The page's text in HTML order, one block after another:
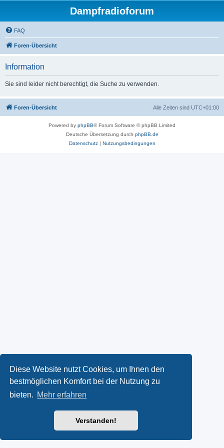
Diese Website nutzt Cookies, um Ihnen den
bestmöglichen Komfort bei der Nutzung zu
bieten. Mehr erfahren
Verstanden!
Dampfradioforum
FAQ
Foren-Übersicht
Information
Sie sind leider nicht berechtigt, die Suche zu verwenden.
Foren-Übersicht Alle Zeiten sind UTC+01:00
Powered by phpBB® Forum Software © phpBB Limited
Deutsche Übersetzung durch phpBB.de
Datenschutz| Nutzungsbedingungen